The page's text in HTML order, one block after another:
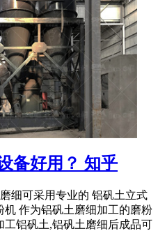
备好用？ 知乎
细可采用专业的 铝矾土立式
机 作为铝矾土磨细加工的磨粉
工铝矾土,铝矾土磨细后成品可